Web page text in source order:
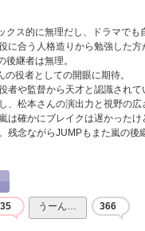
クス的に無理だし、ドラマでも
に合う人格造りから勉強した方
後継者は無理。
役者としての開眼に期待。
者や監督から天才と認識されて
、松本さんの演出力と視野の広
は確かにブレイクは遅かった
残念ながらJUMPもまた嵐の後
うーん… 366